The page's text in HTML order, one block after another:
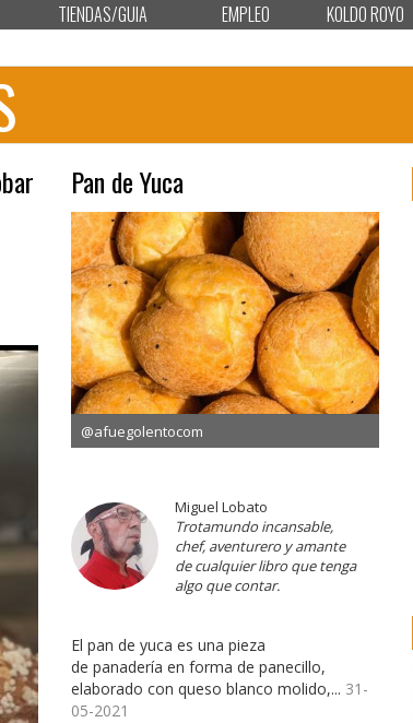
TIENDAS/GUIA EMPLEO KOLDO ROYO
Pan de Yuca
@afuegolentocom
Miguel Lobato
Trotamundo incansable,
chef, aventurero y amante
de cualquier libro que tenga
algo que contar.
El pan de yuca es una pieza
de panadería en forma de panecillo,
elaborado con queso blanco molido,... 31-
05-2021